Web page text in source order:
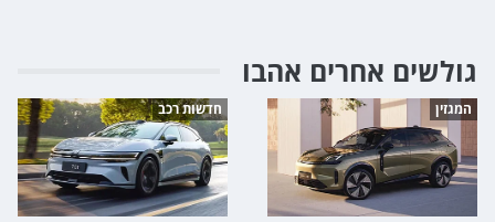
גולשים אחרים אהבו
המגזין חדשות רכב